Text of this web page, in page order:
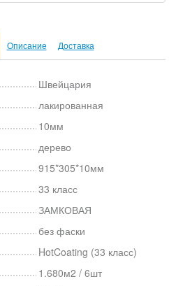
Описание Доставка
Швейцария
лакированная
10мм
дерево
915*305*10мм
33 класс
ЗАМКОВАЯ
без фаски
HotCoating (33 класс)
1.680м2 / 6шт